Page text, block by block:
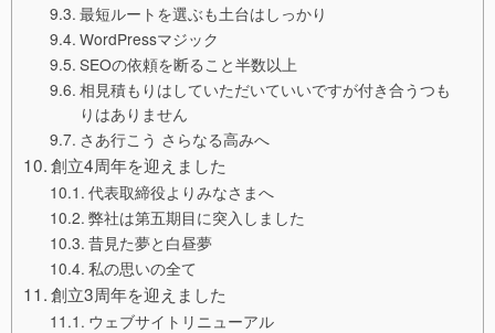
最短ルートを選ぶも土台はしっかり
WordPressマジック
SEOの依頼を断ること半数以上
相見積もりはしていただいていいですが付き合うつも
りはありません
さあ行こう さらなる高みへ
創立4周年を迎えました
代表取締役よりみなさまへ
弊社は第五期目に突入しました
昔見た夢と白昼夢
私の思いの全て
創立3周年を迎えました
ウェブサイトリニューアル